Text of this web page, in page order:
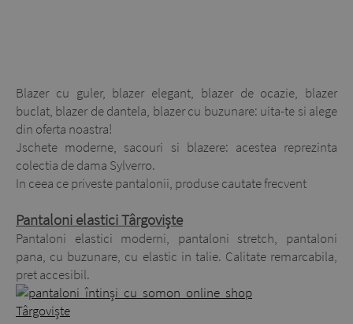
Blazer cu guler, blazer elegant, blazer de ocazie, blazer
buclat, blazer de dantela, blazer cu buzunare: uita-te si alege
din oferta noastra!
Jschete moderne, sacouri si blazere: acestea reprezinta
colectia de dama Sylverro.
In ceea ce priveste pantalonii, produse cautate frecvent
Pantaloni elastici Târgoviște
Pantaloni elastici moderni, pantaloni stretch, pantaloni
pana, cu buzunare, cu elastic in talie. Calitate remarcabila,
pret accesibil.